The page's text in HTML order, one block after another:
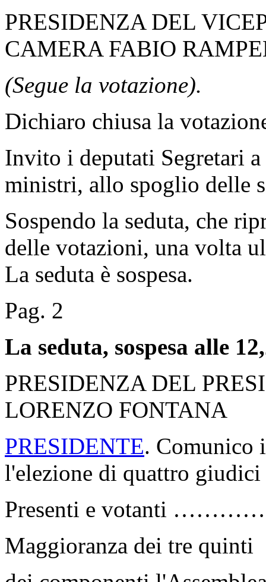
PRESIDENZA DEL
CAMERA FABIO
(Segue la votazione).
Dichiaro chiusa la
Invito i deputati Segretari
ministri, allo spoglio delle
Sospendo la seduta, che
delle votazioni, una volta
La seduta è sospesa.
Pag. 2
La seduta, sospesa alle
PRESIDENZA DEL
LORENZO FONTANA
PRESIDENTE. Comunico
l'elezione di quattro
Presenti e votanti
Maggioranza dei tre quinti